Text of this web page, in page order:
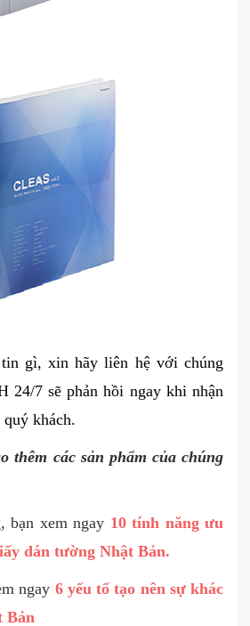
gì, xin hãy liên hệ với chúng
24/7 sẽ phản hồi ngay khi nhận
khách.
thêm các sản phẩm của chúng
, bạn xem ngay 10 tính năng ưu
dán tường Nhật Bản.
ngay 6 yếu tố tạo nên sự khác
Bản